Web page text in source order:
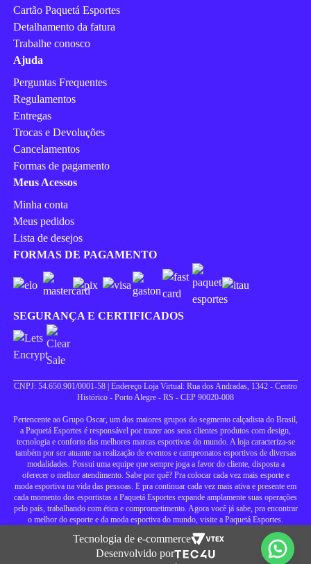
Cartão Paquetá Esportes
Detalhamento da fatura
Trabalhe conosco
Ajuda
Perguntas Frequentes
Regulamentos
Entregas
Trocas e Devoluções
Cancelamentos
Formas de pagamento
Meus Acessos
Minha conta
Meus pedidos
Lista de desejos
FORMAS DE PAGAMENTO
SEGURANÇA E CERTIFICADOS
CNPJ: 54.650.901/0001-58 | Endereço Loja Virtual: Rua dos Andradas, 1342 - Centro
Histórico - Porto Alegre - RS - CEP 90020-008
Pertencente ao Grupo Oscar, um dos maiores grupos do segmento calçadista do Brasil,
a Paquetá Esportes é responsável por trazer aos seus clientes produtos com design,
tecnologia e conforto das melhores marcas esportivas do mundo. A loja caracteriza-se
também por ser atuante na realização de eventos e campeonatos esportivos de diversas
modalidades. Possui uma equipe que sempre joga a favor do cliente, disposta a
oferecer o melhor atendimento. Sabe por quê? Pra colocar cada vez mais esporte e
moda esportiva na vida das pessoas. E pra continuar cada vez mais ativa e presente em
cada momento dos esportistas a Paquetá Esportes expande amplamente suas operações
pelo país, trabalhando com ética e comprometimento. Agora você já sabe, pra encontrar
o melhor do esporte e da moda esportiva do mundo, visite a Paquetá Esportes.
Tecnologia de e-commerce
Desenvolvido por